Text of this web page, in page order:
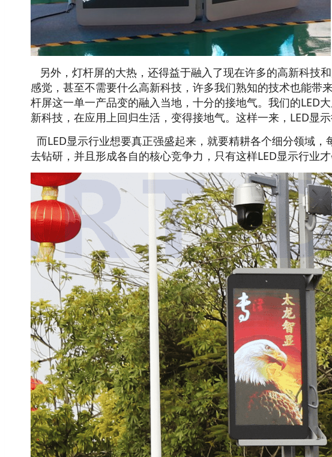
另外，灯杆屏的大热，还得益于融入了现在许多的高新科技
感觉，甚至不需要什么高新科技，许多我们熟知的技术也能带
杆屏这一单一产品变的融入当地，十分的接地气。我们的LED
新科技，在应用上回归生活，变得接地气。这样一来，LED显
而LED显示行业想要真正强盛起来，就要精耕各个细分领域
去钻研，并且形成各自的核心竞争力，只有这样LED显示行业才